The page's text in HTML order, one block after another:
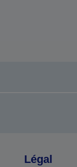
Légal